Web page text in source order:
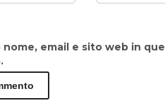
nome, email e sito web in